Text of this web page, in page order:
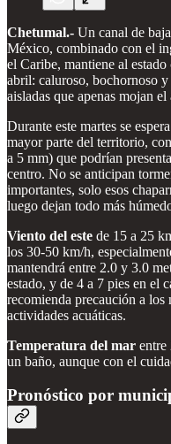
Chetumal.- Un canal de
México, combinado con el
el Caribe, mantiene al
abril: caluroso, bochornoso
aisladas que apenas mojan el
Durante este martes se espera
mayor parte del territorio, con
a 5 mm) que podrían
centro. No se anticipan
importantes, solo esos
luego dejan todo más
Viento del este de 15 a 25
los 30-50 km/h,
mantendrá entre 2.0 y 3.0
estado, y de 4 a 7 pies en el
recomienda precaución a los
actividades acuáticas.
Temperatura del mar entre
un baño, aunque con el
Pronóstico por